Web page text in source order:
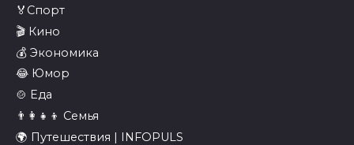
🏅Спорт
🎬 Кино
💰 Экономика
😂 Юмор
🍲 Еда
👨‍👩‍👧‍👦 Семья
🌍 Путешествия | INFOPULS